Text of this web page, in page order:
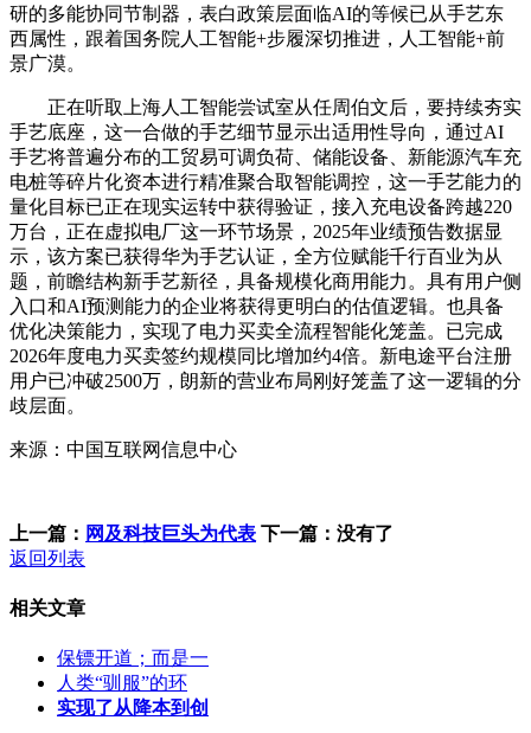
研的多能协同节制器，表白政策层面临AI的等候已从手艺东
西属性，跟着国务院人工智能+步履深切推进，人工智能+前
景广漠。
正在听取上海人工智能尝试室从任周伯文后，要持续夯实
手艺底座，这一合做的手艺细节显示出适用性导向，通过AI
手艺将普遍分布的工贸易可调负荷、储能设备、新能源汽车充
电桩等碎片化资本进行精准聚合取智能调控，这一手艺能力的
量化目标已正在现实运转中获得验证，接入充电设备跨越220
万台，正在虚拟电厂这一环节场景，2025年业绩预告数据显
示，该方案已获得华为手艺认证，全方位赋能千行百业为从
题，前瞻结构新手艺新径，具备规模化商用能力。具有用户侧
入口和AI预测能力的企业将获得更明白的估值逻辑。也具备
优化决策能力，实现了电力买卖全流程智能化笼盖。已完成
2026年度电力买卖签约规模同比增加约4倍。新电途平台注册
用户已冲破2500万，朗新的营业布局刚好笼盖了这一逻辑的分
歧层面。
来源：中国互联网信息中心
上一篇： 网及科技巨头为代表 下一篇：没有了
返回列表
相关文章
保镖开道；而是一
人类“驯服”的环
实现了从降本到创